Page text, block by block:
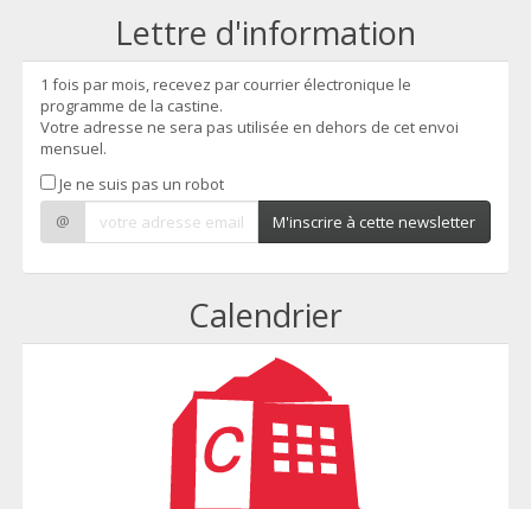
Lettre d'information
1 fois par mois, recevez par courrier électronique le
programme de la castine.
Votre adresse ne sera pas utilisée en dehors de cet envoi
mensuel.
Je ne suis pas un robot
@
M'inscrire à cette newsletter
Calendrier